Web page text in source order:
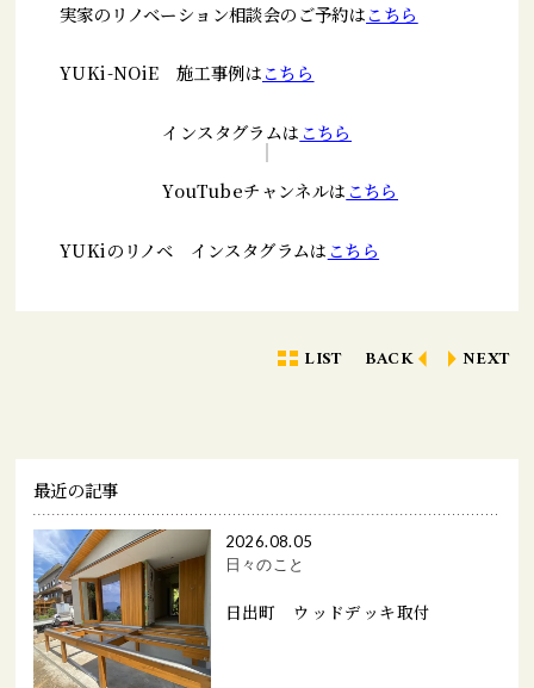
実家のリノベーション相談会のご予約はこちら
YUKi-NOiE 施工事例はこちら
インスタグラムは こちら
YouTubeチャンネルは こちら
YUKiのリノベ インスタグラムは こちら
LIST BACK NEXT
最近の記事
2026.08.05
日々のこと
日出町 ウッドデッキ取付